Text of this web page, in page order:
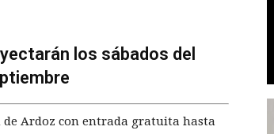
los sábados del
de Ardoz con entrada gratuita hasta